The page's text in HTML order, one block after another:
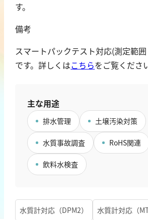
す。
備考
スマートパックテスト対応(測定範
です。詳しくはこちらをご覧くださ
主な用途
排水管理 土壌汚染対策
水質事故調査 RoHS関連
飲料水検査
水質計対応（DPM2） 水質計対応（
クロム
鉄
銅
ニッケル
マンガン
モリブデン
金属総量
有機汚濁
BOD
COD